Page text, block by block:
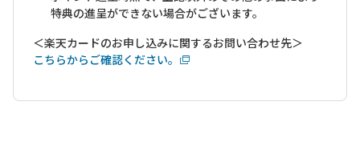
特典の進呈ができない場合がございます。
＜楽天カードのお申し込みに関するお問い合わせ先＞
こちらからご確認ください。